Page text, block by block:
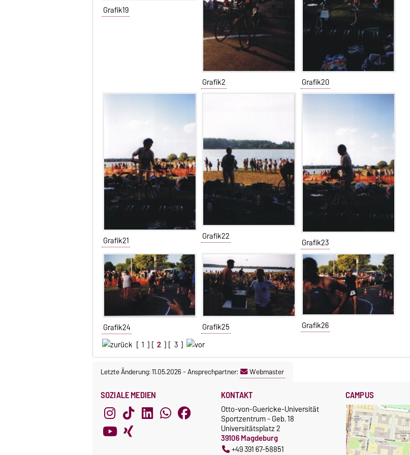
Grafik19
Grafik2 Grafik20
Grafik21 Grafik22
Grafik23
Grafik24 Grafik25
Grafik26
[ 1 ] [ 2 ] [ 3 ]
Letzte Änderung: 11.05.2026-Ansprechpartner: Webmaster
SOZIALE MEDIEN KONTAKT
Otto-von-Guericke-Universität
Sportzentrum - Geb. 18
Universitätsplatz 2
39106 Magdeburg
+49 391 67-58851
CAMPUS